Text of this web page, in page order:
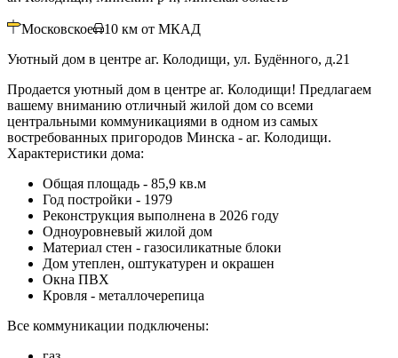
Московское 10 км от МКАД
Уютный дом в центре аг. Колодищи, ул. Будённого, д.21
Продается уютный дом в центре аг. Колодищи! Предлагаем
вашему вниманию отличный жилой дом со всеми
центральными коммуникациями в одном из самых
востребованных пригородов Минска - аг. Колодищи.
Характеристики дома:
Общая площадь - 85,9 кв.м
Год постройки - 1979
Реконструкция выполнена в 2026 году
Одноуровневый жилой дом
Материал стен - газосиликатные блоки
Дом утеплен, оштукатурен и окрашен
Окна ПВХ
Кровля - металлочерепица
Все коммуникации подключены: